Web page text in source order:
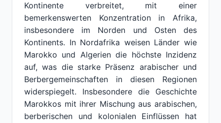
Kontinente verbreitet, mit einer
bemerkenswerten Konzentration in Afrika,
insbesondere im Norden und Osten des
Kontinents. In Nordafrika weisen Länder wie
Marokko und Algerien die höchste Inzidenz
auf, was die starke Präsenz arabischer und
Berbergemeinschaften in diesen Regionen
widerspiegelt. Insbesondere die Geschichte
Marokkos mit ihrer Mischung aus arabischen,
berberischen und kolonialen Einflüssen hat